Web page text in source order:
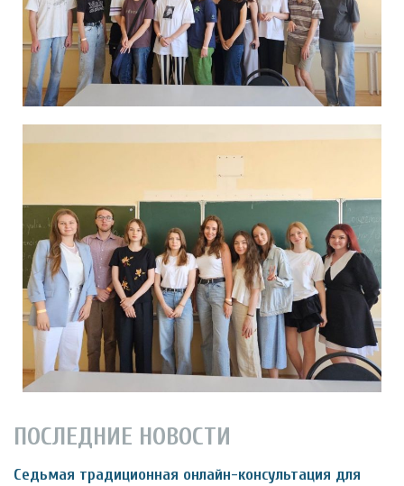
ПОСЛЕДНИЕ НОВОСТИ
Седьмая традиционная онлайн-консультация для